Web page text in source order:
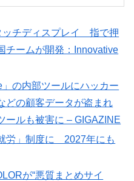
ッチディスプレイ 指で押
ームが開発：Innovative
の内部ツールにハッカー
どの顧客データが盗まれ
ールも被害に – GIGAZINE
労」制度に 2027年にも
が“悪質まとめサイ